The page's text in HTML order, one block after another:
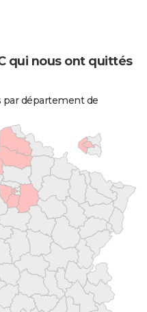
qui nous ont quittés
par département de